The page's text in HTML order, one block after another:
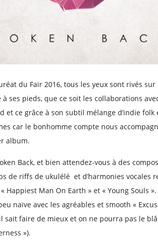
du Fair 2016, tous les yeux sont rivés
ses pieds, que ce soit les collaborations
et ce grâce à son subtil mélange d’indie folk
car le bonhomme compte nous
album.
Back, et bien attendez-vous à des
de riffs de ukulélé et d’harmonies vocales
Happiest Man On Earth » et « Young Souls
naïve avec les agréables et smooth «
sait faire de mieux et on ne pourra pas le
»).